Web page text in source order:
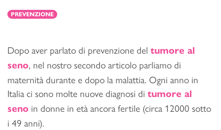
PREVENZIONE
Dopo aver parlato di prevenzione del tumore al
seno, nel nostro secondo articolo parliamo di
maternità durante e dopo la malattia. Ogni anno in
Italia ci sono molte nuove diagnosi di tumore al
seno in donne in età ancora fertile (circa 12000 sotto
i 49 anni).